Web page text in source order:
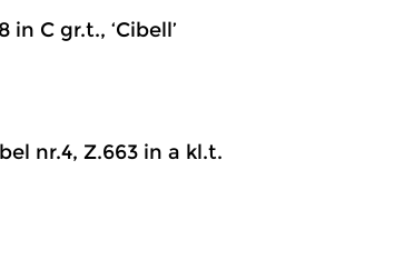
C gr.t., ‘Cibell’
nr.4, Z.663 in a kl.t.